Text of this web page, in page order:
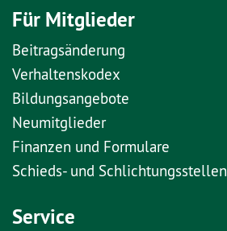
Für Mitglieder
Beitragsänderung
Verhaltenskodex
Bildungsangebote
Neumitglieder
Finanzen und Formulare
Schieds- und Schlichtungsstellen
Service